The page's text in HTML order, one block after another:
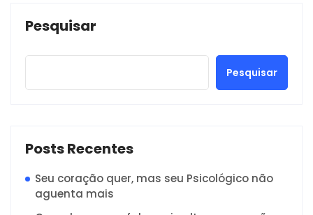
Pesquisar
Pesquisar
Posts Recentes
Seu coração quer, mas seu Psicológico não
aguenta mais